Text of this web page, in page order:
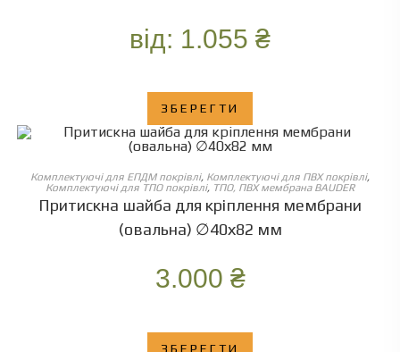
від: 1.055 ₴
ЗБЕРЕГТИ
ОБЕРІТЬ ОПЦІЇ
Комплектуючі для ЕПДМ покрівлі, Комплектуючі для ПВХ покрівлі,
Комплектуючі для ТПО покрівлі, ТПО, ПВХ мембрана BAUDER
Притискна шайба для кріплення мембрани
(овальна) ∅40х82 мм
3.000 ₴
ЗБЕРЕГТИ